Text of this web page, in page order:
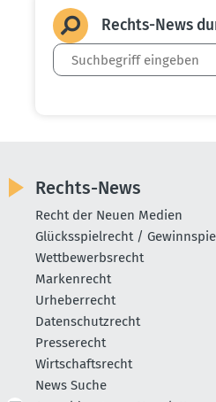
Rechts-News
Rechts-News
Recht der Neuen Medien
Glücksspielrecht /
Wettbewerbsrecht
Markenrecht
Urheberrecht
Datenschutzrecht
Presserecht
Wirtschaftsrecht
News Suche